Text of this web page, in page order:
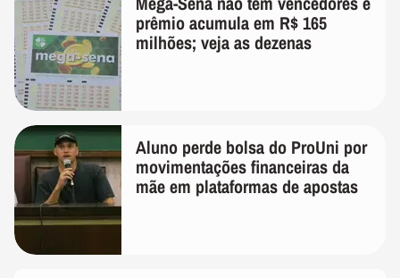
prêmio acumula em R$ 165
milhões; veja as dezenas
Aluno perde bolsa do ProUni por
movimentações financeiras da
mãe em plataformas de apostas